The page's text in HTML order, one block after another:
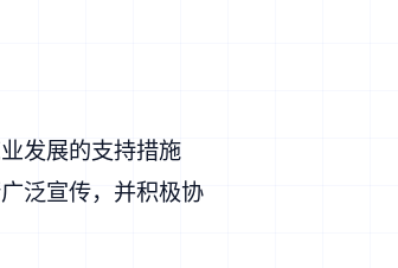
发展的支持措施
泛宣传，并积极协